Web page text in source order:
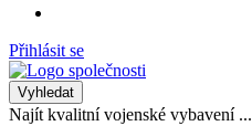
Přihlásit se
Vyhledat
Najít kvalitní vojenské vybavení ...